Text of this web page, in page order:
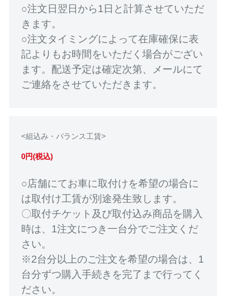
○注文日翌日から1日と計算させていただ
きます。
○注文タイミングによって在庫確保に表
記よりもお時間をいただく場合がござい
ます。配送予定は確定次第、メールにて
ご連絡をさせていただきます。
<組込み・バランス工賃>
0円(税込)
○店舗にてお車に取付けを希望の場合に
は取付け工賃が別途発生致します。
〇取付チケット及び取付込み商品を購入
時は、1注文につき一台分でご注文くだ
さい。
※2台分以上のご注文を希望の場合は、1
台分ずつ購入手続きを完了まで行ってく
ださい。